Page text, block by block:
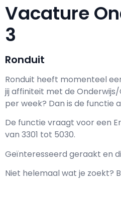
Vacature
3
Ronduit
Ronduit heeft momenteel
jij affiniteit met de
per week? Dan is de functie
De functie vraagt voor een
van 3301 tot 5030.
Geïnteresseerd geraakt en d
Niet helemaal wat je zoekt?